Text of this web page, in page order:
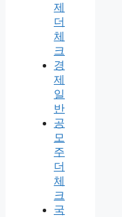
제
더
체
크
경
제
일
반
공
모
주
더
체
크
국